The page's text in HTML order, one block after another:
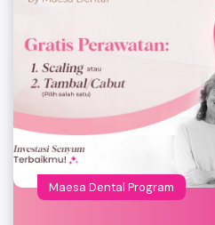
Maesa Dental Program